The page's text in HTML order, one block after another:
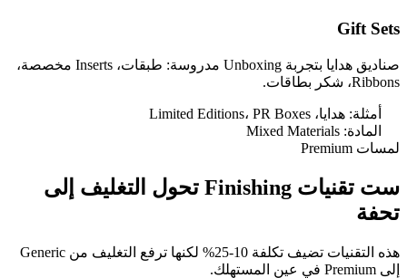
Gift Sets
صناديق هدايا بتجربة Unboxing مدروسة: طبقات، Inserts مخصصة،
Ribbons، شكر بطاقات.
أمثلة: هدايا، Limited Editions، PR Boxes
المادة: Mixed Materials
لمسات Premium
ست تقنيات Finishing تحول التغليف إلى
تحفة
هذه التقنيات تضيف تكلفة 10-25% لكنها ترفع التغليف من Generic
إلى Premium في عين المستهلك.